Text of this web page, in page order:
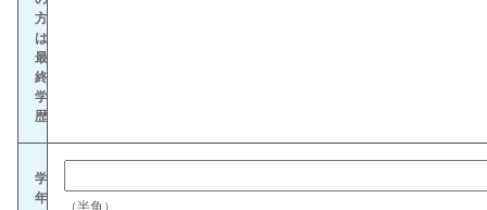
方
は
最
終
学
歴
学
年